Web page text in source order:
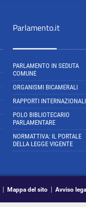
Parlamento.it
PARLAMENTO IN SEDUTA
COMUNE
ORGANISMI BICAMERALI
RAPPORTI INTERNAZIONALI
POLO BIBLIOTECARIO
PARLAMENTARE
NORMATTIVA: IL PORTALE
DELLA LEGGE VIGENTE
Mappa del sito Avviso